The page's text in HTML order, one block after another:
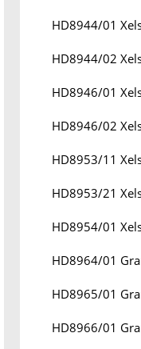
HD8944/01
HD8944/02
HD8946/01
HD8946/02
HD8953/11
HD8953/21
HD8954/01
HD8964/01
HD8965/01
HD8966/01